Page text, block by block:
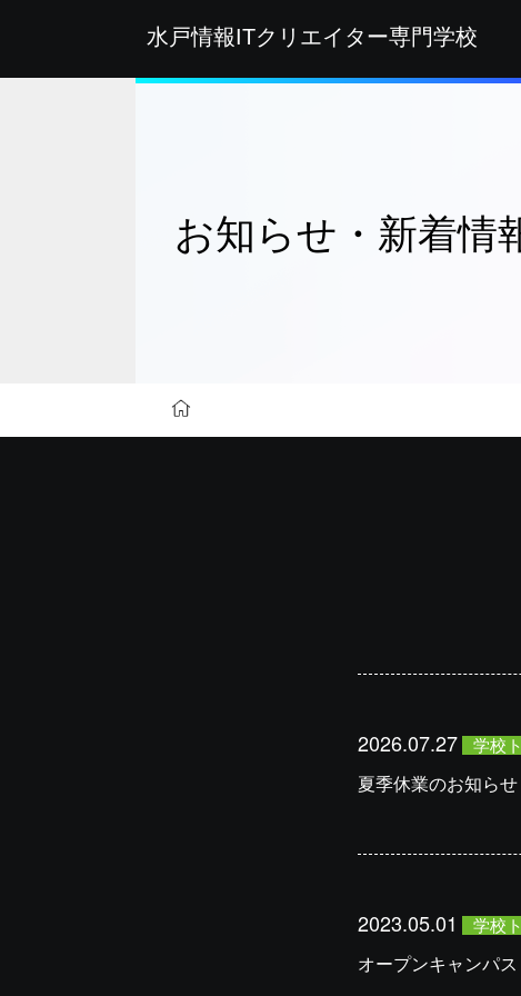
水戸情報ITクリエイター専門学校
お知らせ・ 新着情
2026.07.27 学校
夏季休業のお知らせ
2023.05.01 学校
オープンキャンパ